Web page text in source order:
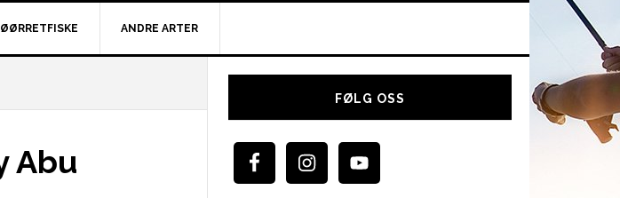
ANDRE ARTER
Abu
Hoved
FØLG OSS